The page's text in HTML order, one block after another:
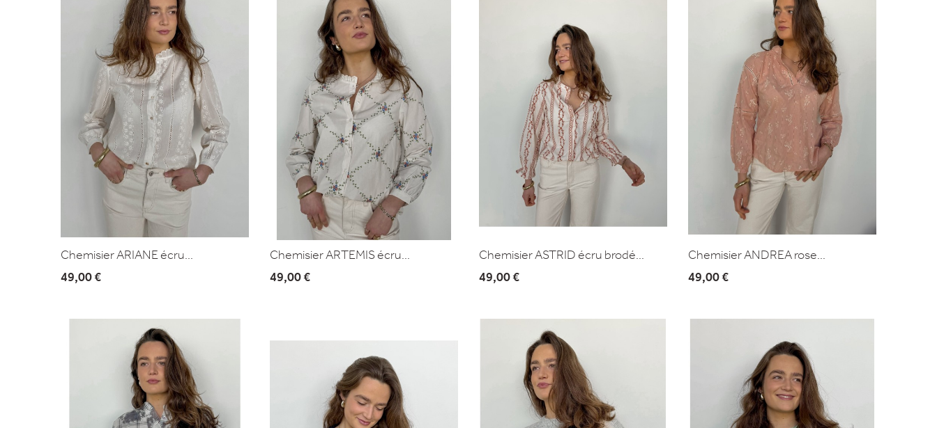
Chemisier ARIANE écru...
49,00 €
Chemisier ARTEMIS écru...
49,00 €
Chemisier ASTRID écru brodé...
49,00 €
Chemisier ANDREA rose...
49,00 €